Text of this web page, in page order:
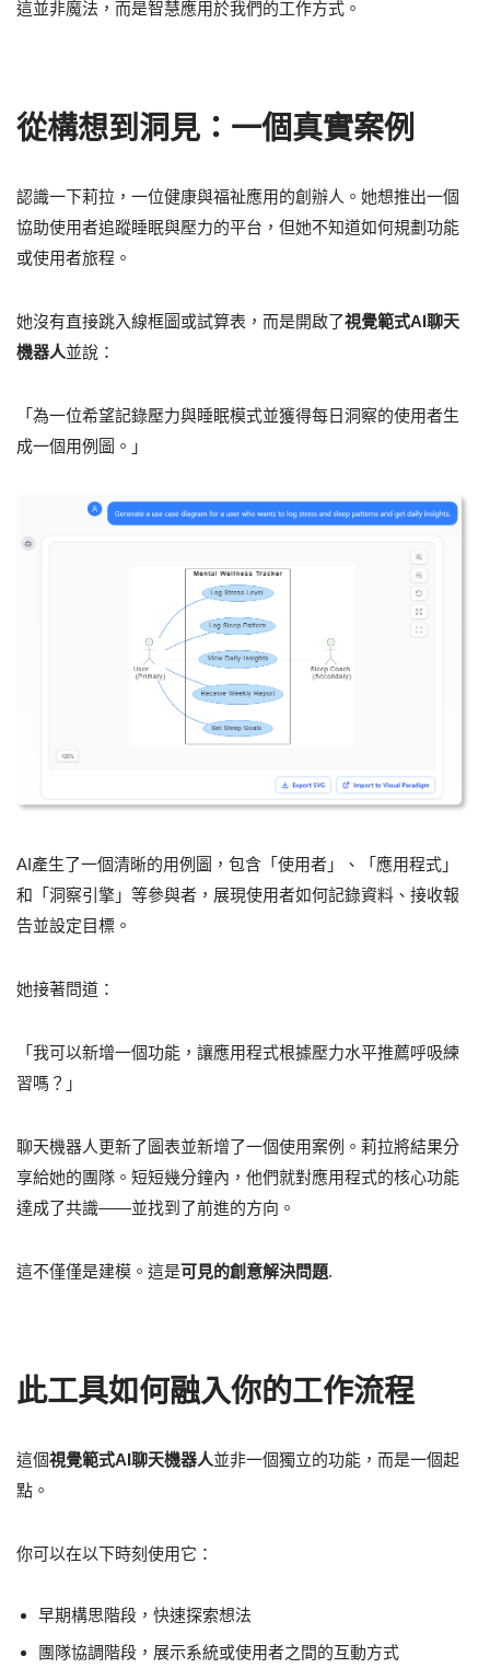
這並非魔法，而是智慧應用於我們的工作方式。
從構想到洞見：一個真實案例
認識一下莉拉，一位健康與福祉應用的創辦人。她想推出一個
協助使用者追蹤睡眠與壓力的平台，但她不知道如何規劃功能
或使用者旅程。
她沒有直接跳入線框圖或試算表，而是開啟了視覺範式AI聊天
機器人並說：
「為一位希望記錄壓力與睡眠模式並獲得每日洞察的使用者生
成一個用例圖。」
AI產生了一個清晰的用例圖，包含「使用者」、「應用程式」
和「洞察引擎」等參與者，展現使用者如何記錄資料、接收報
告並設定目標。
她接著問道：
「我可以新增一個功能，讓應用程式根據壓力水平推薦呼吸練
習嗎？」
聊天機器人更新了圖表並新增了一個使用案例。莉拉將結果分
享給她的團隊。短短幾分鐘內，他們就對應用程式的核心功能
達成了共識——並找到了前進的方向。
這不僅僅是建模。這是可見的創意解決問題.
此工具如何融入你的工作流程
這個視覺範式AI聊天機器人並非一個獨立的功能，而是一個起
點。
你可以在以下時刻使用它：
早期構思階段，快速探索想法
團隊協調階段，展示系統或使用者之間的互動方式